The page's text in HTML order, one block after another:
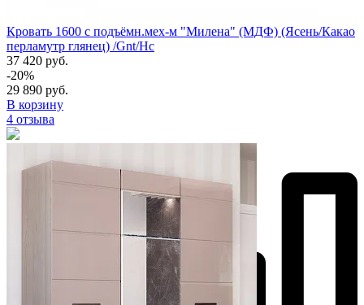
Кровать 1600 с подъёмн.мех-м "Милена" (МДФ) (Ясень/Какао
перламутр глянец) /Gnt/Нс
37 420 руб.
-20%
29 890 руб.
В корзину
4 отзыва